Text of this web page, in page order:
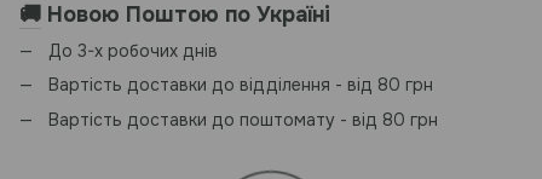
🚚 Новою Поштою по Україні
До 3-х робочих днів
Вартість доставки до відділення - від 80 грн
Вартість доставки до поштомату - від 80 грн